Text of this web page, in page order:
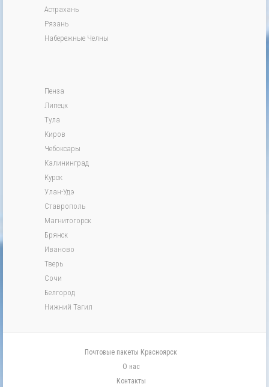
Астрахань
Рязань
Набережные Челны
Пенза
Липецк
Тула
Киров
Чебоксары
Калининград
Курск
Улан-Удэ
Ставрополь
Магнитогорск
Брянск
Иваново
Тверь
Сочи
Белгород
Нижний Тагил
Почтовые пакеты Красноярск
О нас
Контакты